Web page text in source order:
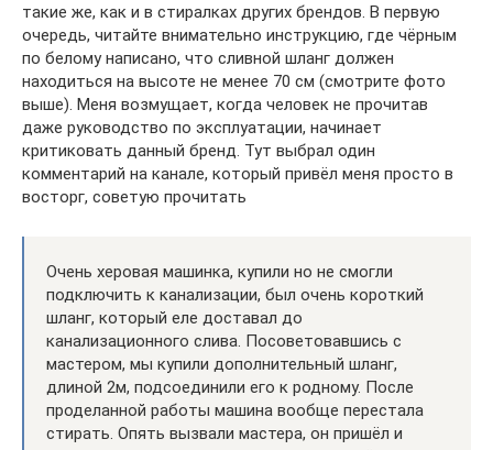
такие же, как и в стиралках других брендов. В первую
очередь, читайте внимательно инструкцию, где чёрным
по белому написано, что сливной шланг должен
находиться на высоте не менее 70 см (смотрите фото
выше). Меня возмущает, когда человек не прочитав
даже руководство по эксплуатации, начинает
критиковать данный бренд. Тут выбрал один
комментарий на канале, который привёл меня просто в
восторг, советую прочитать
Очень херовая машинка, купили но не смогли
подключить к канализации, был очень короткий
шланг, который еле доставал до
канализационного слива. Посоветовавшись с
мастером, мы купили дополнительный шланг,
длиной 2м, подсоединили его к родному. После
проделанной работы машина вообще перестала
стирать. Опять вызвали мастера, он пришёл и